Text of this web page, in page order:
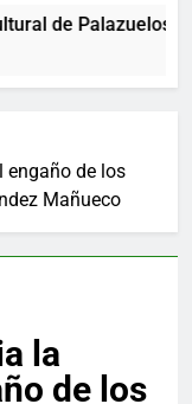
de Palazuelos de
engaño de los
Mañueco
la
de los